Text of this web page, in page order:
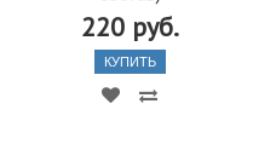
220 руб.
КУПИТЬ